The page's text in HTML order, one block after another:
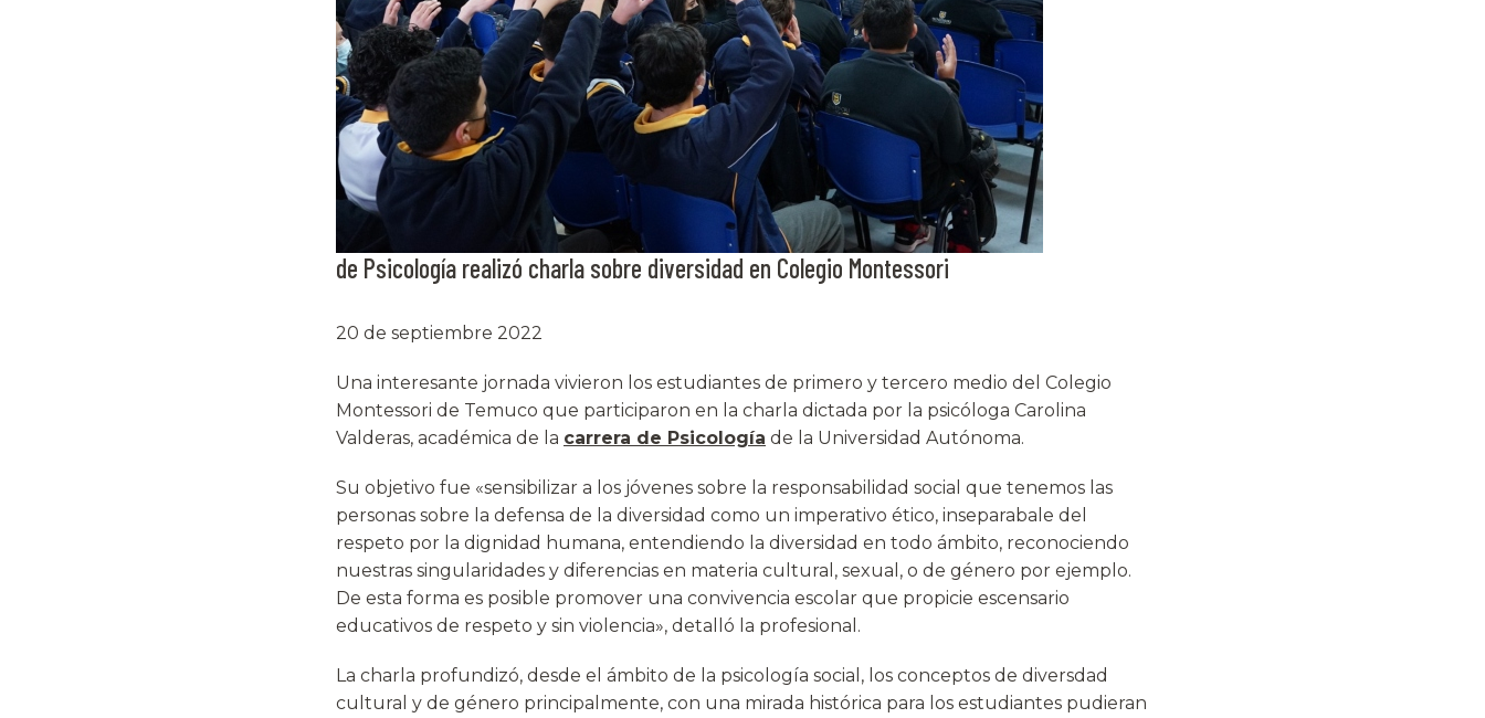
de Psicología realizó charla sobre diversidad en Colegio Montessori
20 de septiembre 2022
Una interesante jornada vivieron los estudiantes de primero y tercero medio del Colegio
Montessori de Temuco que participaron en la charla dictada por la psicóloga Carolina
Valderas, académica de la carrera de Psicología de la Universidad Autónoma.
Su objetivo fue «sensibilizar a los jóvenes sobre la responsabilidad social que tenemos las
personas sobre la defensa de la diversidad como un imperativo ético, inseparabale del
respeto por la dignidad humana, entendiendo la diversidad en todo ámbito, reconociendo
nuestras singularidades y diferencias en materia cultural, sexual, o de género por ejemplo.
De esta forma es posible promover una convivencia escolar que propicie escensario
educativos de respeto y sin violencia», detalló la profesional.
La charla profundizó, desde el ámbito de la psicología social, los conceptos de diversdad
cultural y de género principalmente, con una mirada histórica para los estudiantes pudieran